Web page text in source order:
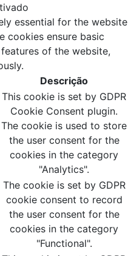
essential for the website
cookies ensure basic
of the website,
Descrição
This cookie is set by GDPR
Cookie Consent plugin.
The cookie is used to store
the user consent for the
cookies in the category
"Analytics".
The cookie is set by GDPR
cookie consent to record
the user consent for the
cookies in the category
"Functional".